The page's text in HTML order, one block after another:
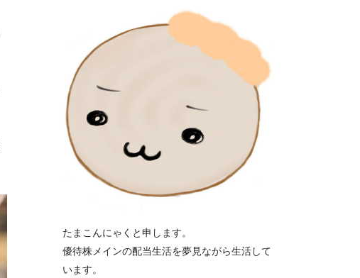
たまこんにゃくと申します。
優待株メインの配当生活を夢見ながら生活して
います。